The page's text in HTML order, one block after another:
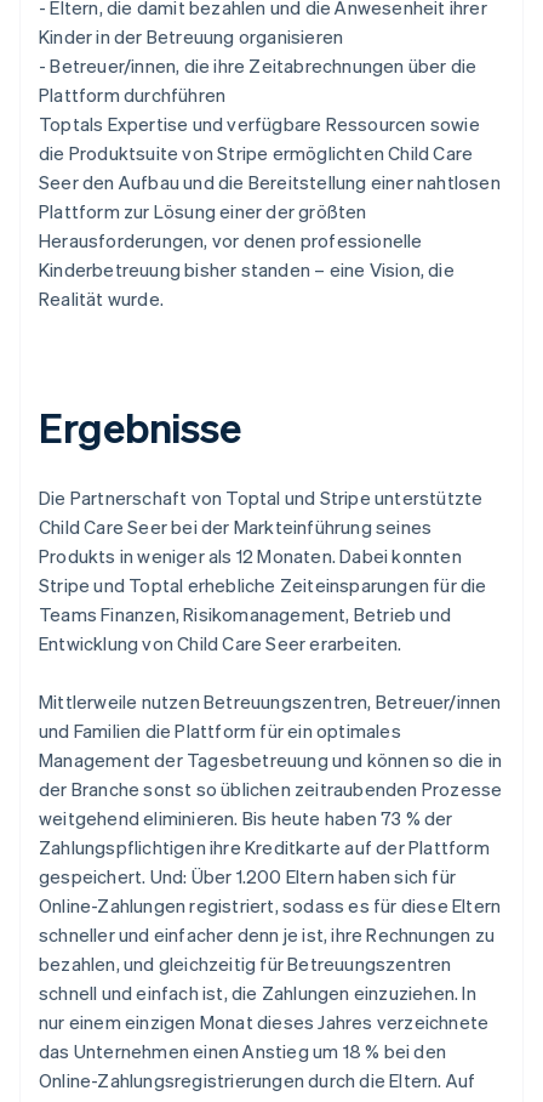
- Eltern, die damit bezahlen und die Anwesenheit ihrer
Kinder in der Betreuung organisieren
- Betreuer/innen, die ihre Zeitabrechnungen über die
Plattform durchführen
Toptals Expertise und verfügbare Ressourcen sowie
die Produktsuite von Stripe ermöglichten Child Care
Seer den Aufbau und die Bereitstellung einer nahtlosen
Plattform zur Lösung einer der größten
Herausforderungen, vor denen professionelle
Kinderbetreuung bisher standen – eine Vision, die
Realität wurde.
Ergebnisse
Die Partnerschaft von Toptal und Stripe unterstützte
Child Care Seer bei der Markteinführung seines
Produkts in weniger als 12 Monaten. Dabei konnten
Stripe und Toptal erhebliche Zeiteinsparungen für die
Teams Finanzen, Risikomanagement, Betrieb und
Entwicklung von Child Care Seer erarbeiten.
Mittlerweile nutzen Betreuungszentren, Betreuer/innen
und Familien die Plattform für ein optimales
Management der Tagesbetreuung und können so die in
der Branche sonst so üblichen zeitraubenden Prozesse
weitgehend eliminieren. Bis heute haben 73 % der
Zahlungspflichtigen ihre Kreditkarte auf der Plattform
gespeichert. Und: Über 1.200 Eltern haben sich für
Online-Zahlungen registriert, sodass es für diese Eltern
schneller und einfacher denn je ist, ihre Rechnungen zu
bezahlen, und gleichzeitig für Betreuungszentren
schnell und einfach ist, die Zahlungen einzuziehen. In
nur einem einzigen Monat dieses Jahres verzeichnete
das Unternehmen einen Anstieg um 18 % bei den
Online-Zahlungsregistrierungen durch die Eltern. Auf